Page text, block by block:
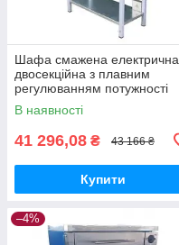
Шафа смажена електрична
двосекційна з плавним
регулюванням потужності
ШЖЕ-2-GN2/1 стандарт
В наявності
41 296,08 ₴ 43 166 ₴
Купити
–4%